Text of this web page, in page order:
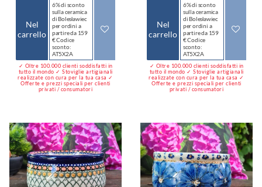
Nel
carrello
6% di sconto
sulla ceramica
di Bolesławiec
per ordini a
partire da 159
€ Codice
sconto:
AT5X2A
✓ Oltre 100.000 clienti soddisfatti in
tutto il mondo ✓ Stoviglie artigianali
realizzate con cura per la tua casa ✓
Offerte e prezzi speciali per clienti
privati / consumatori
Nel
carrello
6% di sconto
sulla ceramica
di Bolesławiec
per ordini a
partire da 159
€ Codice
sconto:
AT5X2A
✓ Oltre 100.000 clienti soddisfatti in
tutto il mondo ✓ Stoviglie artigianali
realizzate con cura per la tua casa ✓
Offerte e prezzi speciali per clienti
privati / consumatori